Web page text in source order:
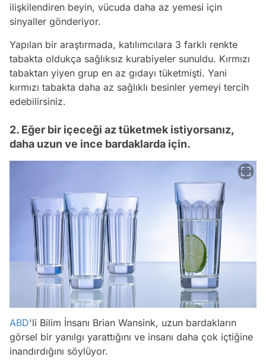
ilişkilendiren beyin, vücuda daha az yemesi için
sinyaller gönderiyor.
Yapılan bir araştırmada, katılımcılara 3 farklı renkte
tabakta oldukça sağlıksız kurabiyeler sunuldu. Kırmızı
tabaktan yiyen grup en az gıdayı tüketmişti. Yani
kırmızı tabakta daha az sağlıklı besinler yemeyi tercih
edebilirsiniz.
2. Eğer bir içeceği az tüketmek istiyorsanız,
daha uzun ve ince bardaklarda için.
ABD'li Bilim İnsanı Brian Wansink, uzun bardakların
görsel bir yanılgı yarattığını ve insanı daha çok içtiğine
inandırdığını söylüyor.